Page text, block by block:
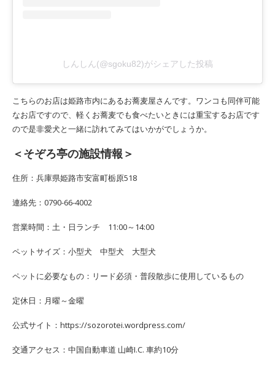
しんしん(@sgoku82)がシェアした投稿
こちらのお店は姫路市内にあるお蕎麦屋さんです。ワンコも同伴可能
なお店ですので、軽くお蕎麦でも食べたいときには重宝するお店です
ので是非愛犬と一緒に訪れてみてはいかがでしょうか。
＜そぞろ亭の施設情報＞
住所：兵庫県姫路市安富町栃原518
連絡先：0790-66-4002
営業時間：土・日ランチ 11:00～14:00
ペットサイズ：小型犬 中型犬 大型犬
ペットに必要なもの：リード必須・普段散歩に使用しているもの
定休日：月曜～金曜
公式サイト：https://sozorotei.wordpress.com/
交通アクセス：中国自動車道 山崎I.C. 車約10分